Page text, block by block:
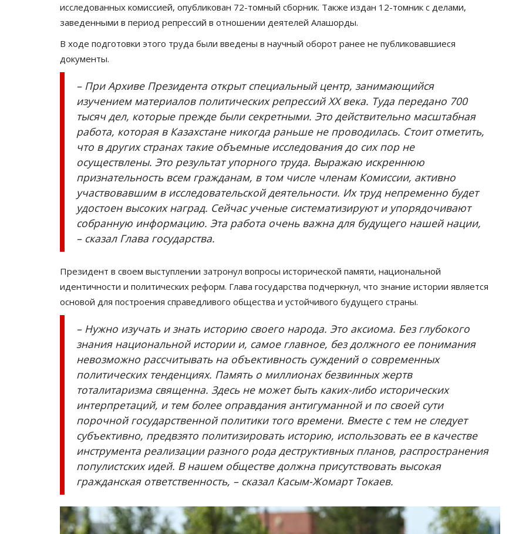
исследованных комиссией, опубликован 72-томный сборник. Также издан 12-томник с делами,
заведенными в период репрессий в отношении деятелей Алашорды.
В ходе подготовки этого труда были введены в научный оборот ранее не публиковавшиеся
документы.
– При Архиве Президента открыт специальный центр, занимающийся
изучением материалов политических репрессий ХХ века. Туда передано 700
тысяч дел, которые прежде были секретными. Это действительно масштабная
работа, которая в Казахстане никогда раньше не проводилась. Стоит отметить,
что в других странах такие объемные исследования до сих пор не
осуществлены. Это результат упорного труда. Выражаю искреннюю
признательность всем гражданам, в том числе членам Комиссии, активно
участвовавшим в исследовательской деятельности. Их труд непременно будет
удостоен высоких наград. Сейчас ученые систематизируют и упорядочивают
собранную информацию. Эта работа очень важна для будущего нашей нации,
– сказал Глава государства.
Президент в своем выступлении затронул вопросы исторической памяти, национальной
идентичности и политических реформ. Глава государства подчеркнул, что знание истории является
основой для построения справедливого общества и устойчивого будущего страны.
– Нужно изучать и знать историю своего народа. Это аксиома. Без глубокого
знания национальной истории и, самое главное, без должного ее понимания
невозможно рассчитывать на объективность суждений о современных
политических тенденциях. Память о миллионах безвинных жертв
тоталитаризма священна. Здесь не может быть каких-либо исторических
интерпретаций, и тем более оправдания антигуманной и по своей сути
порочной государственной политики того времени. Вместе с тем не следует
субъективно, предвзято политизировать историю, использовать ее в качестве
инструмента реализации разного рода деструктивных планов, распространения
популистских идей. В нашем обществе должна присутствовать высокая
гражданская ответственность, – сказал Касым-Жомарт Токаев.